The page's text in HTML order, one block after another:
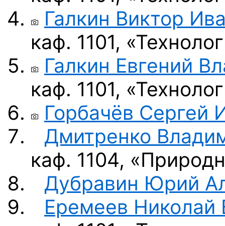
Галкин Виктор
каф. 1101,
Галкин Евгений
каф. 1101,
Горбачёв Сергей
Дмитренко
каф. 1104,
Дубравин Юрий
Еремеев Николай